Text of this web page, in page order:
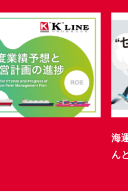
ン「“せかい”を、う
サ